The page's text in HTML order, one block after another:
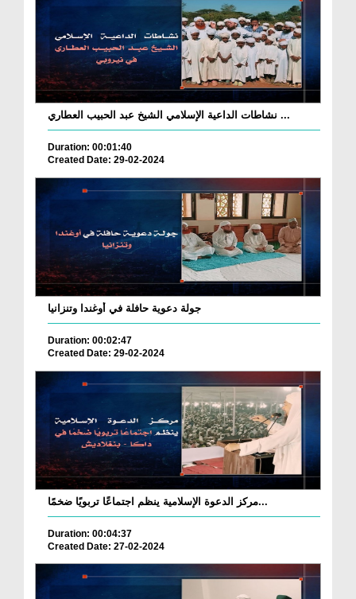
نشاطات الداعية الإسلامي الشيخ عبد الحبيب العطاري ...
Duration: 00:01:40
Created Date: 29-02-2024
جولة دعوية حافلة في أوغندا وتنزانيا
Duration: 00:02:47
Created Date: 29-02-2024
مركز الدعوة الإسلامية ينظم اجتماعًا تربويًا ضخمًا...
Duration: 00:04:37
Created Date: 27-02-2024